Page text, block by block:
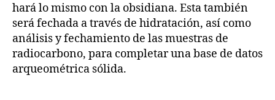
hará lo mismo con la obsidiana. Esta también
será fechada a través de hidratación, así como
análisis y fechamiento de las muestras de
radiocarbono, para completar una base de datos
arqueométrica sólida.